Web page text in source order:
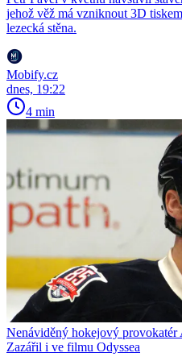
jehož věž má vzniknout 3D
lezecká stěna.
Mobify.cz
dnes, 19:22
4 min
Nenáviděný hokejový
Zazářil i ve filmu Odyssea